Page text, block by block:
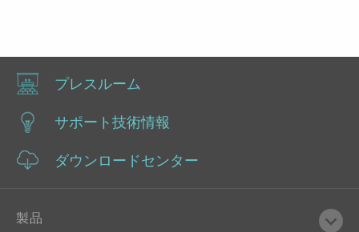
プレスルーム
サポート技術情報
ダウンロードセンター
製品